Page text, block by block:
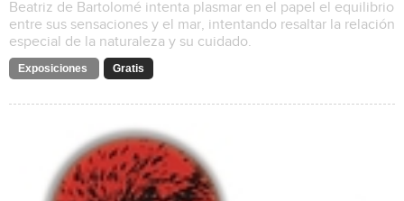
Beatriz de Bartolomé intenta plasmar en el papel el equilibrio
entre sus sensaciones y el mar, intentando resaltar la relación
especial de la naturaleza y su cuidado.
Exposiciones Gratis